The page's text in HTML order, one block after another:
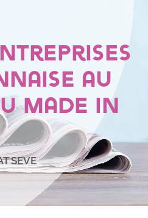
au
Made in
SEVE